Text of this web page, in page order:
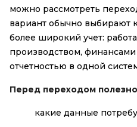
можно рассмотреть
вариант обычно выбирают
более широкий учет: работа
производством,
отчетностью в одной
Перед переходом
какие данные